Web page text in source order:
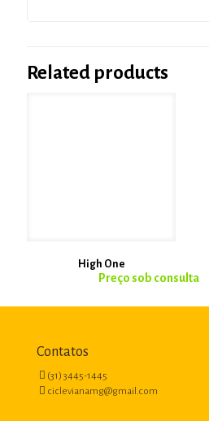
Related products
High One
Contatos
(31) 3445-1445
ciclevianamg@gmail.com